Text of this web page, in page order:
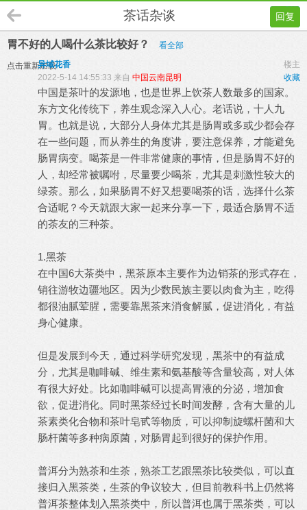
回复
茶话杂谈
胃不好的人喝什么茶比较好？ 看全部
点击重新加载 楼主
异域花香
收藏
2022-5-14 14:55:33 来自 中国云南昆明
中国是茶叶的发源地，也是世界上饮茶人数最多的国家。
东方文化传统下，养生观念深入人心。老话说，十人九
胃。也就是说，大部分人身体尤其是肠胃或多或少都会存
在一些问题，而从养生的角度讲，要注意保养，才能避免
肠胃病变。喝茶是一件非常健康的事情，但是肠胃不好的
人，却经常被嘱咐，尽量要少喝茶，尤其是刺激性较大的
绿茶。那么，如果肠胃不好又想要喝茶的话，选择什么茶
合适呢？今天就跟大家一起来分享一下，最适合肠胃不适
的茶友的三种茶。
1.黑茶
在中国6大茶类中，黑茶原本主要作为边销茶的形式存在，
销往游牧边疆地区。因为少数民族主要以肉食为主，吃得
都很油腻荤腥，需要靠黑茶来消食解腻，促进消化，有益
身心健康。
但是发展到今天，通过科学研究发现，黑茶中的有益成
分，尤其是咖啡碱、维生素和氨基酸等含量较高，对人体
有很大好处。比如咖啡碱可以提高胃液的分泌，增加食
欲，促进消化。同时黑茶经过长时间发酵，含有大量的儿
茶素类化合物和茶叶皂甙等物质，可以抑制旋螺杆菌和大
肠杆菌等多种病原菌，对肠胃起到很好的保护作用。
普洱分为熟茶和生茶，熟茶工艺跟黑茶比较类似，可以直
接归入黑茶类，生茶的争议较大，但目前教科书上仍然将
普洱茶整体划入黑茶类中，所以普洱也属于黑茶类，可以